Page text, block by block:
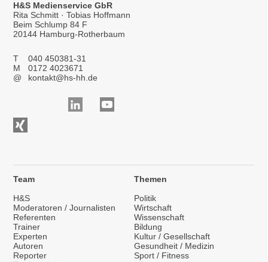
H&S Medienservice GbR
Rita Schmitt · Tobias Hoffmann
Beim Schlump 84 F
20144 Hamburg-Rotherbaum
T
040 450381-31
M
0172 4023671
@
kontakt@hs-hh.de
Team
H&S
Moderatoren / Journalisten
Referenten
Trainer
Experten
Autoren
Reporter
Themen
Politik
Wirtschaft
Wissenschaft
Bildung
Kultur / Gesellschaft
Gesundheit / Medizin
Sport / Fitness